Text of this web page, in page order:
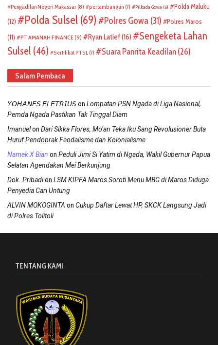
Pengadilan Negeri Makassar (8) pertambangan (7) Pilkada Gowa (6)
Polda Maluku
(12)
Polda Sulsel (69) Polres Gowa (31)
Polres Maros
(11)
PT AMANAH FINANCE(9) Ryan Latief(16)
Sengeketa Lahan
Sulsel (46) Sertifikat PTSL (7) Suara Panrita Keadilan(26)
Salam Pembaca
𝘠𝘖𝘏𝘈𝘕𝘌𝘚 𝘌𝘓𝘌𝘛𝘙𝘐𝘜𝘚on Lompatan PSN Ngada di Liga Nasional,
Pemda Ngada Pastikan Tak Tinggal Diam
Imanuelon Dari Sikka Flores, Mo’an Teka Iku Sang Revolusioner Buta
Huruf Pendobrak Feodalisme dan Kolonialisme
Namek X Bian on Peduli Jimi Si Yatim di Ngada, Wakil Gubernur Papua
Selatan Agendakan Mei Berkunjung
Dok. Pribadion LSM KIPFA Maros Soroti Menu MBG di Maros Diduga
Penyedia Cari Untung
ALVIN MOKOGINTA on Cukup Daftar Lewat HP, SKCK Langsung Jadi
di Polres Tolitoli
TENTANG KAMI